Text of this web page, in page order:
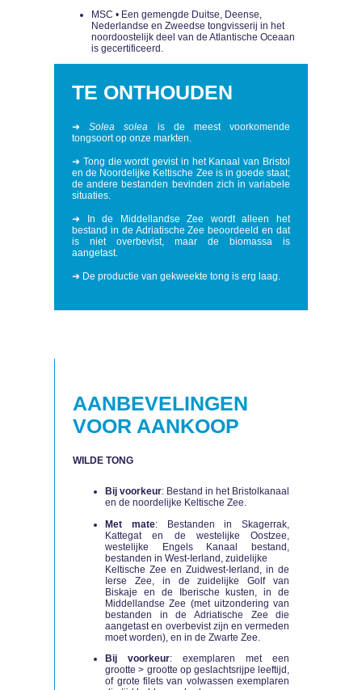
MSC • Een gemengde Duitse, Deense,
Nederlandse en Zweedse tongvisserij in het
noordoostelijk deel van de Atlantische Oceaan
is gecertificeerd.
TE ONTHOUDEN
➜Solea solea is de meest voorkomende
tongsoort op onze markten.
➜ Tong die wordt gevist in het Kanaal van Bristol
en de Noordelijke Keltische Zee is in goede staat;
de andere bestanden bevinden zich in variabele
situaties.
➜ In de Middellandse Zee wordt alleen het
bestand in de Adriatische Zee beoordeeld en dat
is niet overbevist, maar de biomassa is
aangetast.
➜ De productie van gekweekte tong is erg laag.
AANBEVELINGEN
VOOR AANKOOP
WILDE TONG
Bij voorkeur: Bestand in het Bristolkanaal
en de noordelijke Keltische Zee.
Met mate: Bestanden in Skagerrak,
Kattegat en de westelijke Oostzee,
westelijke Engels Kanaal bestand,
bestanden in West-Ierland, zuidelijke
Keltische Zee en Zuidwest-Ierland, in de
Ierse Zee, in de zuidelijke Golf van
Biskaje en de Iberische kusten, in de
Middellandse Zee (met uitzondering van
bestanden in de Adriatische Zee die
aangetast en overbevist zijn en vermeden
moet worden), en in de Zwarte Zee.
Bij voorkeur: exemplaren met een
grootte > grootte op geslachtsrijpe leeftijd,
of grote filets van volwassen exemplaren